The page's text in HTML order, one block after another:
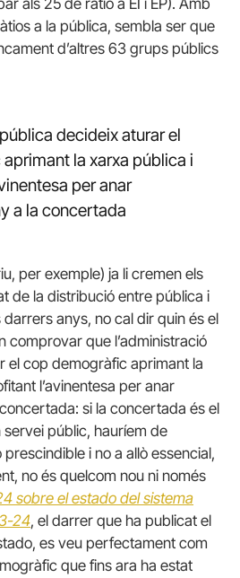
als 25 de ràtio a EI i EP). Amb
a la pública, sembla ser que
d’altres 63 grups públics
decideix aturar el
la xarxa pública i
per anar
a la concertada
per exemple) ja li cremen els
de la distribució entre pública i
anys, no cal dir quin és el
comprovar que l’administració
el cop demogràfic aprimant la
l’avinentesa per anar
si la concertada és el
servei públic, hauríem de
i no a allò essencial,
no és quelcom nou ni només
sobre el estado del sistema
24, el darrer que ha publicat el
es veu perfectament com
que fins ara ha estat